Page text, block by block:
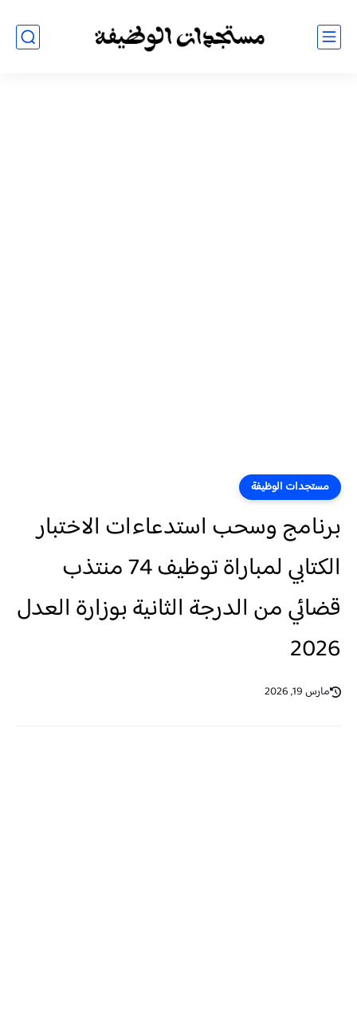
مستجدات الوظيفة
برنامج وسحب استدعاءات الاختبار
الكتابي لمباراة توظيف 74 منتذب
قضائي من الدرجة الثانية بوزارة العدل
2026
مارس 19, 2026